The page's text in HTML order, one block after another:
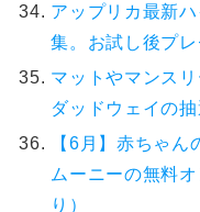
アップリカ最新
集。お試し後プレ
マットやマンス
ダッドウェイの
【6月】赤ちゃ
ムーニーの無料
り）